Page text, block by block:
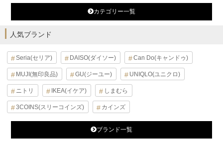
カテゴリー一覧
人気ブランド
Seria(セリア) DAISO(ダイソー) Can Do(キャンドゥ)
MUJI(無印良品) GU(ジーユー) UNIQLO(ユニクロ)
ニトリ IKEA(イケア) しまむら
3COINS(スリーコインズ) カインズ
ブランド一覧